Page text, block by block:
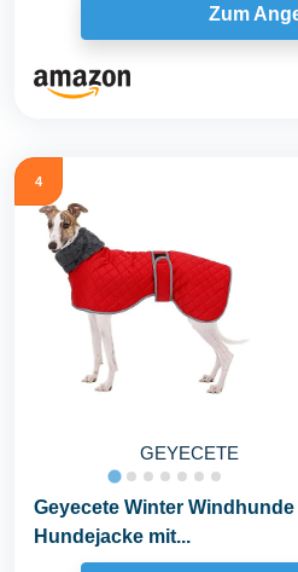
Zum
4
GEYECETE
Geyecete Winter Windhunde
Hundejacke mit...